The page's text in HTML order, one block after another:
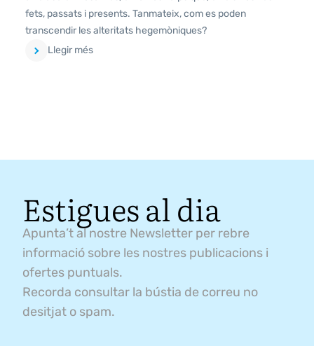
fets, passats i presents. Tanmateix, com es poden
transcendir les alteritats hegemòniques?
Llegir més
Estigues al dia
Apunta’t al nostre Newsletter per rebre
informació sobre les nostres publicacions i
ofertes puntuals.
Recorda consultar la bústia de correu no
desitjat o spam.